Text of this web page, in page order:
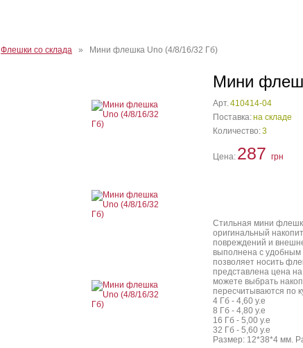
Флешки со склада » Мини флешка Uno (4/8/16/32 Гб)
Мини
Арт.410414-04
Поставка:на складе
Количество:3
Цена: 287 грн
Стильная мини
оригинальный
повреждений и
выполнена с удобным
позволяет носить
представлена цена
можете выбрать
пересчитываются по
4 Гб - 4,60 у.е
8 Гб - 4,80 у.е
16 Гб - 5,00 у.е
32 Гб - 5,60 у.е
Размер: 12*38*4 мм.